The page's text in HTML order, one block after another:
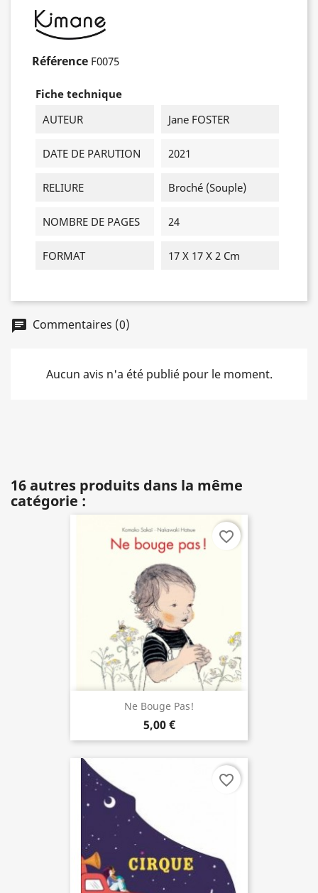
Référence F0075
Fiche technique
AUTEUR
Jane FOSTER
DATE DE PARUTION 2021
RELIURE Broché (souple)
NOMBRE DE PAGES 24
FORMAT 17 X 17 X 2 Cm
chat Commentaires (0)
Aucun avis n'a été publié pour le moment.
16 autres produits dans la même
catégorie :
Ne Bouge Pas!
5,00 €
favorite_border
favorite_border